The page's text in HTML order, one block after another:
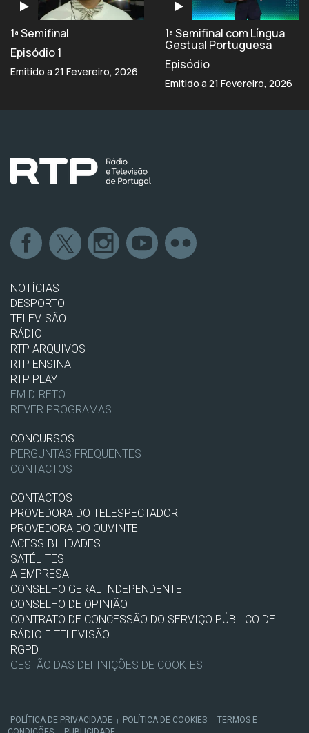
1ª Semifinal
Episódio 1
Emitido a 21 Fevereiro, 2026
1ª Semifinal com Língua
Gestual Portuguesa
Episódio
Emitido a 21 Fevereiro, 2026
NOTÍCIAS
DESPORTO
TELEVISÃO
RÁDIO
RTP ARQUIVOS
RTP ENSINA
RTP PLAY
EM DIRETO
REVER PROGRAMAS
CONCURSOS
PERGUNTAS FREQUENTES
CONTACTOS
CONTACTOS
PROVEDORA DO TELESPECTADOR
PROVEDORA DO OUVINTE
ACESSIBILIDADES
SATÉLITES
A EMPRESA
CONSELHO GERAL INDEPENDENTE
CONSELHO DE OPINIÃO
CONTRATO DE CONCESSÃO DO SERVIÇO PÚBLICO DE
RÁDIO E TELEVISÃO
RGPD
GESTÃO DAS DEFINIÇÕES DE COOKIES
POLÍTICA DE PRIVACIDADE | POLÍTICA DE COOKIES |
TERMOS E